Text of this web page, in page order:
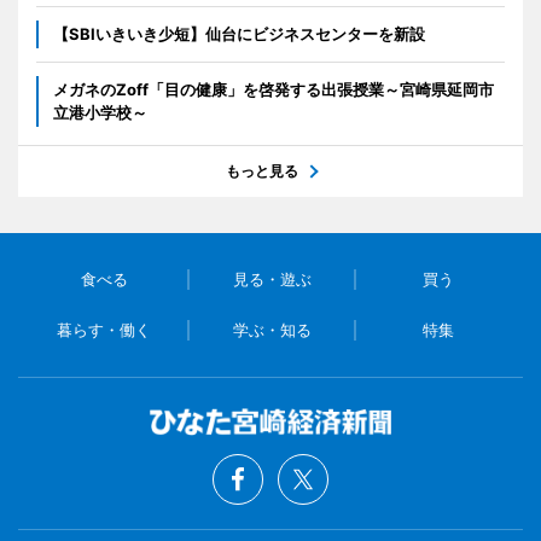
【SBIいきいき少短】仙台にビジネスセンターを新設
メガネのZoff「目の健康」を啓発する出張授業～宮崎県延岡市
立港小学校～
もっと見る
食べる 見る・遊ぶ 買う
暮らす・働く 学ぶ・知る 特集